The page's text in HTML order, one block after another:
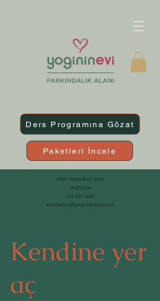
Ders Programına Gözat
Paketleri İncele
ritim istanbul avm
maltepe
530 257 2623
merhaba@yogininevi.com
Kendine yer
aç